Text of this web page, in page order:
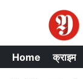
Home क्राइम